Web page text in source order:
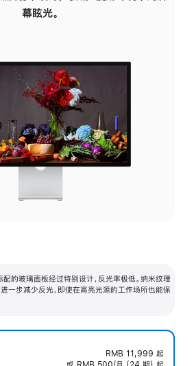
幕眩光。
配的玻璃面板经过特别设计，反光率极低。纳米纹理
一步减少反光，即使在高亮光源的工作场所也能保
RMB 11,999 起